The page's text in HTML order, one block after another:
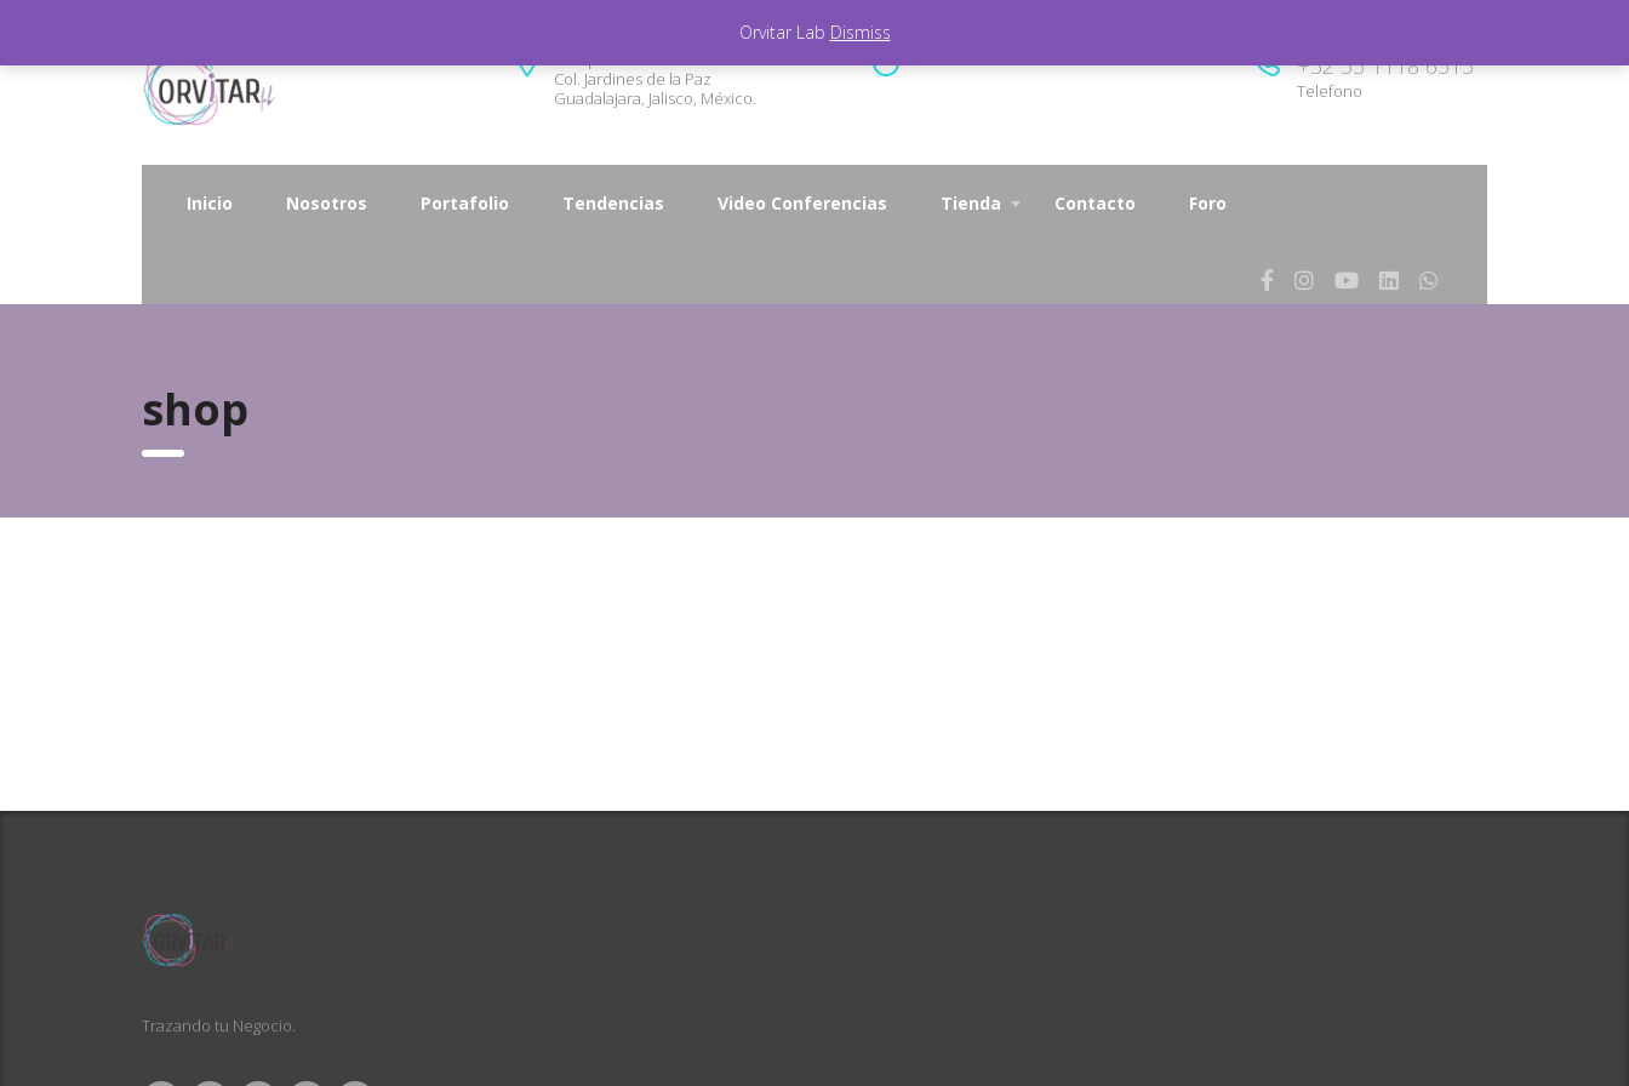
+52 33 1118 6313
Telefono
Col. Jardines de la Paz
Guadalajara, Jalisco, México.
Inicio Nosotros Portafolio Tendencias Video Conferencias Tienda Contacto Foro
shop
Trazando tu Negocio.
Orvitar Lab Dismiss